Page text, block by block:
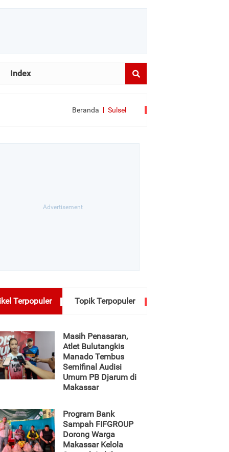
Index
Beranda Sulsel
Terpopuler Topik Terpopuler
Masih Penasaran,
Atlet Bulutangkis
Manado Tembus
Semifinal Audisi
Umum PB Djarum di
Makassar
Program Bank
Sampah FIFGROUP
Dorong Warga
Makassar Kelola